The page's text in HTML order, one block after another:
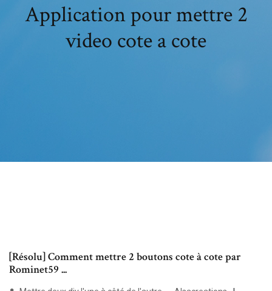
Application pour mettre 2
video cote a cote
[Résolu] Comment mettre 2 boutons cote à cote par
Rominet59 ...